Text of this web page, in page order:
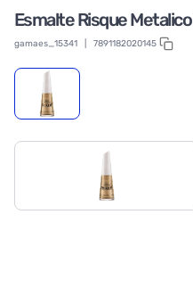
Esmalte Risque
gamaes_15341 7891182020145